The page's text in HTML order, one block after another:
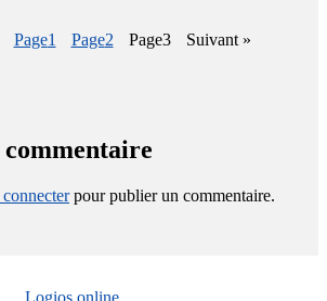
Page1 Page2 Page3 Suivant »
pour publier un commentaire.